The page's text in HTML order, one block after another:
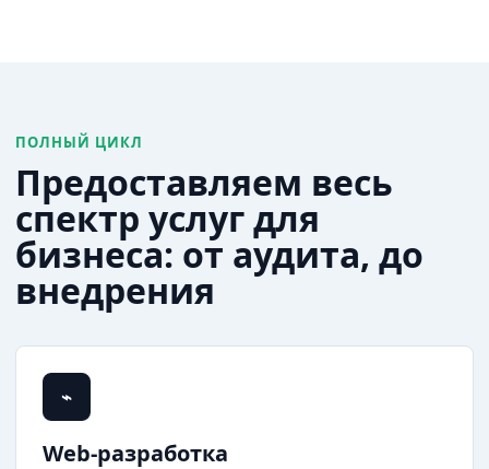
ПОЛНЫЙ ЦИКЛ
Предоставляем весь
спектр услуг для
бизнеса: от аудита, до
внедрения
⌁
Web-разработка